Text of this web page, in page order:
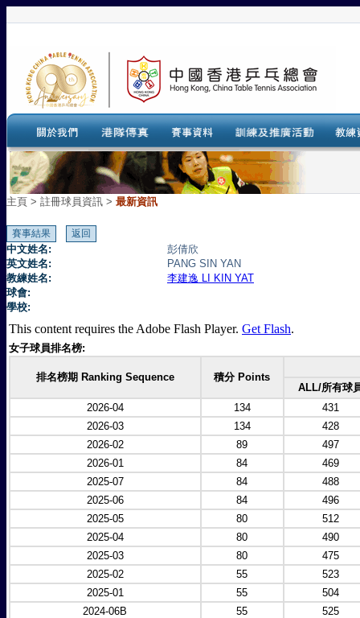
主頁 > 註冊球員資訊 > 最新資訊
中文姓名:
彭倩欣
英文姓名:
PANG SIN YAN
教練姓名:
李建逸 LI KIN YAT
球會:
學校:
This content requires the Adobe Flash Player. Get Flash.
女子球員排名榜:
排名榜期 Ranking Sequence
積分 Points
ALL/所有球
2026-04
134
431
2026-03
134
428
2026-02
89
497
2026-01
84
469
2025-07
84
488
2025-06
84
496
2025-05
80
512
2025-04
80
490
2025-03
80
475
2025-02
55
523
2025-01
55
504
2024-06B
55
525